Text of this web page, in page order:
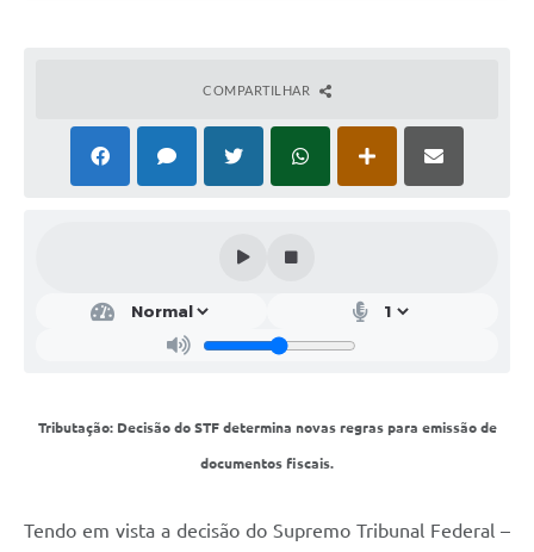
Serviços Online
COMPARTILHAR
Tributação: Decisão do STF determina novas regras para emissão de
documentos fiscais.
Tendo em vista a decisão do Supremo Tribunal Federal –